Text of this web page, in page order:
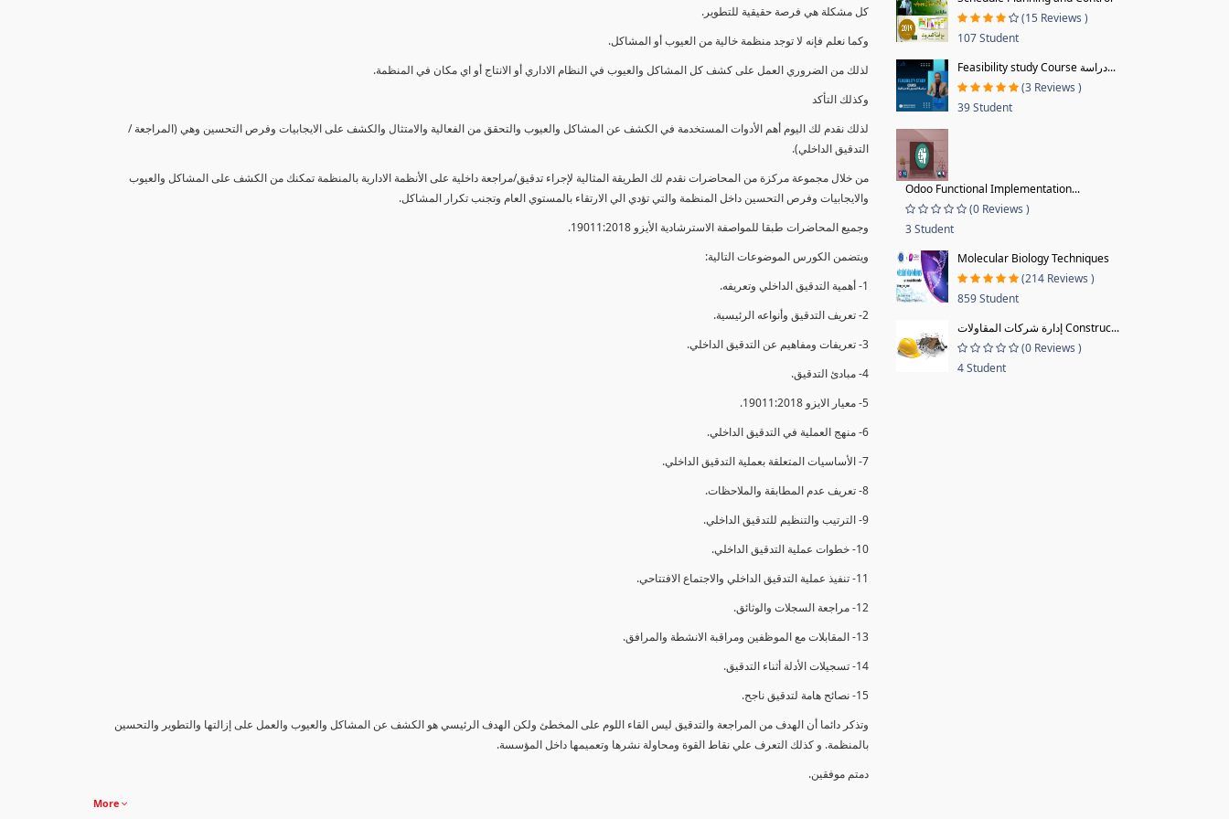
كل مشكلة هي فرصة حقيقية للتطوير.
وكما نعلم فإنه لا توجد منظمة خالية من العيوب أو المشاكل.
لذلك من الضروري العمل على كشف كل المشاكل والعيوب في النظام الاداري أو الانتاج أو اي مكان في المنظمة.
وكذلك التأكد
لذلك نقدم لك اليوم أهم الأدوات المستخدمة في الكشف عن المشاكل والعيوب والتحقق من الفعالية والامتثال والكشف على الايجابيات وفرص التحسين وهي (المراجعة /
التدقيق الداخلي).
من خلال مجموعة مركزة من المحاضرات نقدم لك الطريقة المثالية لإجراء تدقيق/مراجعة داخلية على الأنظمة الادارية بالمنظمة تمكنك من الكشف على المشاكل والعيوب
والايجابيات وفرص التحسين داخل المنظمة والتي تؤدي الي الارتقاء بالمستوي العام وتجنب تكرار المشاكل.
وجميع المحاضرات طبقا للمواصفة الاسترشادية الأيزو 19011:2018.
ويتضمن الكورس الموضوعات التالية:
1- أهمية التدقيق الداخلي وتعريفه.
2- تعريف التدقيق وأنواعه الرئيسية.
3- تعريفات ومفاهيم عن التدقيق الداخلي.
4- مبادئ التدقيق.
5- معيار الايزو 19011:2018.
6- منهج العملية في التدقيق الداخلي.
7- الأساسيات المتعلقة بعملية التدقيق الداخلي.
8- تعريف عدم المطابقة والملاحظات.
9- الترتيب والتنظيم للتدقيق الداخلي.
10- خطوات عملية التدقيق الداخلي.
11- تنفيذ عملية التدقيق الداخلي والاجتماع الافتتاحي.
12- مراجعة السجلات والوثائق.
13- المقابلات مع الموظفين ومراقبة الانشطة والمرافق.
14- تسجيلات الأدلة أثناء التدقيق.
15- نصائح هامة لتدقيق ناجح.
وتذكر دائما أن الهدف من المراجعة والتدقيق ليس القاء اللوم على المخطئ ولكن الهدف الرئيسي هو الكشف عن المشاكل والعيوب والعمل على إزالتها والتطوير والتحسين
بالمنظمة. و كذلك التعرف علي نقاط القوة ومحاولة نشرها وتعميمها داخل المؤسسة.
دمتم موفقين.
More
(15 Reviews )
107 Student
Feasibility study Course دراسة...
(3 Reviews )
39 Student
Odoo Functional Implementation...
(0 Reviews )
3 Student
Molecular Biology Techniques
(214 Reviews )
859 Student
إدارة شركات المقاولات Construc...
(0 Reviews )
4 Student